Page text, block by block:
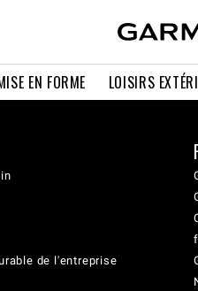
EN FORME LOISIRS
de l'entreprise